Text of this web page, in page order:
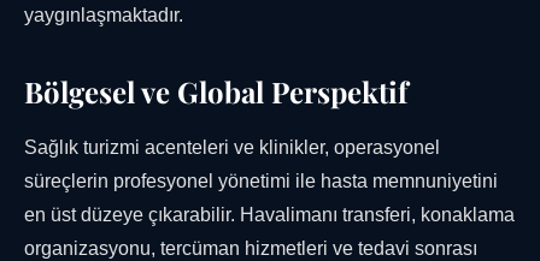
yaygınlaşmaktadır.
Bölgesel ve Global Perspektif
Sağlık turizmi acenteleri ve klinikler, operasyonel
süreçlerin profesyonel yönetimi ile hasta memnuniyetini
en üst düzeye çıkarabilir. Havalimanı transferi, konaklama
organizasyonu, tercüman hizmetleri ve tedavi sonrası